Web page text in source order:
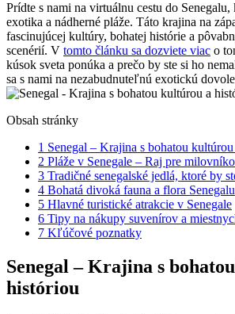
Prídte s nami na virtuálnu cestu do Senegalu,
exotika a nádherné pláže. Táto krajina na
fascinujúcej kultúry, bohatej histórie a
scenérií. V tomto článku sa dozviete viac o
kúsok sveta ponúka a prečo by ste si ho
sa s nami na nezabudnuteľnú exotickú
Obsah stránky
1 Senegal – Krajina s bohatou
2 Pláže v Senegale – Raj pre
3 Tradičné senegalské jedlá, ktoré by
4 Bohatá divoká fauna a flora Senegalu
5 Hlavné turistické atrakcie v Senegale
6 Tipy na nákupy suvenírov a
7 Kľúčové poznatky
Senegal – Krajina s
históriou